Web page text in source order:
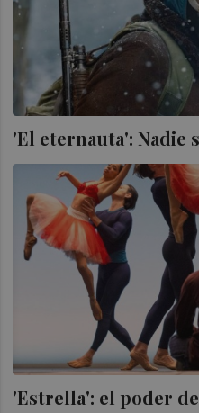
'El eternauta': Nadie
'Estrella': el poder